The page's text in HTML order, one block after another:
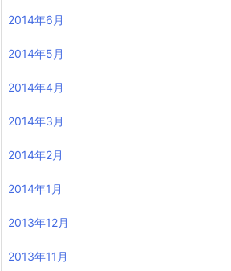
2014年6月
2014年5月
2014年4月
2014年3月
2014年2月
2014年1月
2013年12月
2013年11月